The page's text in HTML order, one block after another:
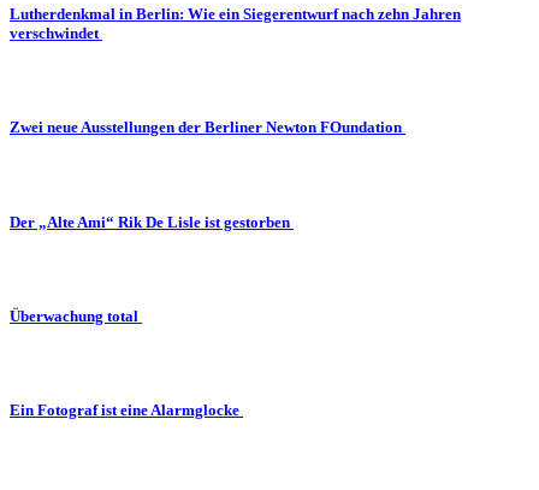
Lutherdenkmal in Berlin: Wie ein Siegerentwurf nach zehn Jahren
verschwindet
Zwei neue Ausstellungen der Berliner Newton FOundation
Der „Alte Ami“ Rik De Lisle ist gestorben
Überwachung total
Ein Fotograf ist eine Alarmglocke